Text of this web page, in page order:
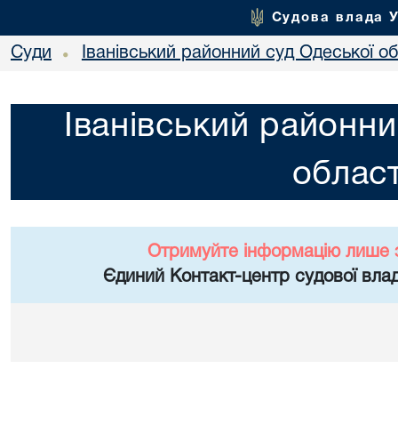
Судова влада
Суди • Іванівський районний суд Одеської
Іванівський
Отримуйте інформацію лише
Єдиний Контакт-центр судової